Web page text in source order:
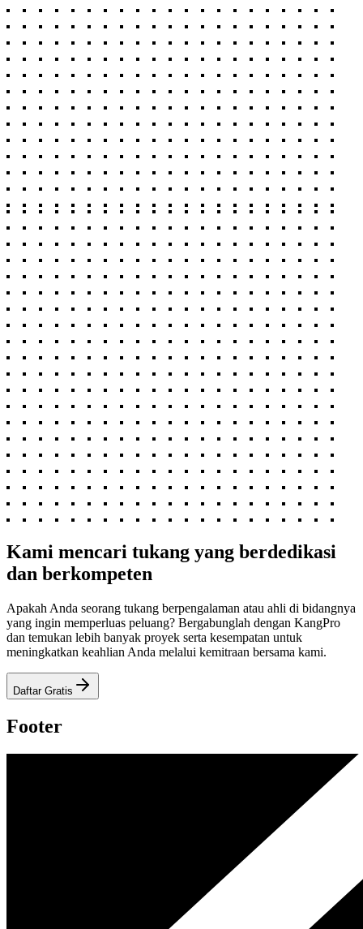
Kami mencari tukang yang berdedikasi
dan berkompeten
Apakah Anda seorang tukang berpengalaman atau ahli di bidangnya
yang ingin memperluas peluang? Bergabunglah dengan KangPro
dan temukan lebih banyak proyek serta kesempatan untuk
meningkatkan keahlian Anda melalui kemitraan bersama kami.
Daftar Gratis
Footer